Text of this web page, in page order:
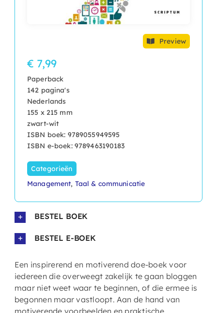
Preview
€ 7,99
Paperback
142 pagina's
Nederlands
155 x 215 mm
zwart-wit
ISBN boek: 9789055949595
ISBN e-boek: 9789463190183
Categorieën
Management, Taal & communicatie
BESTEL BOEK
BESTEL E-BOEK
Een inspirerend en motiverend doe-boek voor
iedereen die overweegt zakelijk te gaan bloggen
maar niet weet waar te beginnen, of die ermee is
begonnen maar vastloopt. Aan de hand van
motiverende voorbeelden en praktische